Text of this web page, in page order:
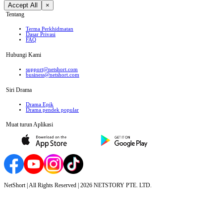
Accept All ×
Tentang
Terma Perkhidmatan
Dasar Privasi
FAQ
Hubungi Kami
support@netshort.com
business@netshort.com
Siri Drama
Drama Epik
Drama pendek popular
Muat turun Aplikasi
NetShort | All Rights Reserved | 2026 NETSTORY PTE. LTD.